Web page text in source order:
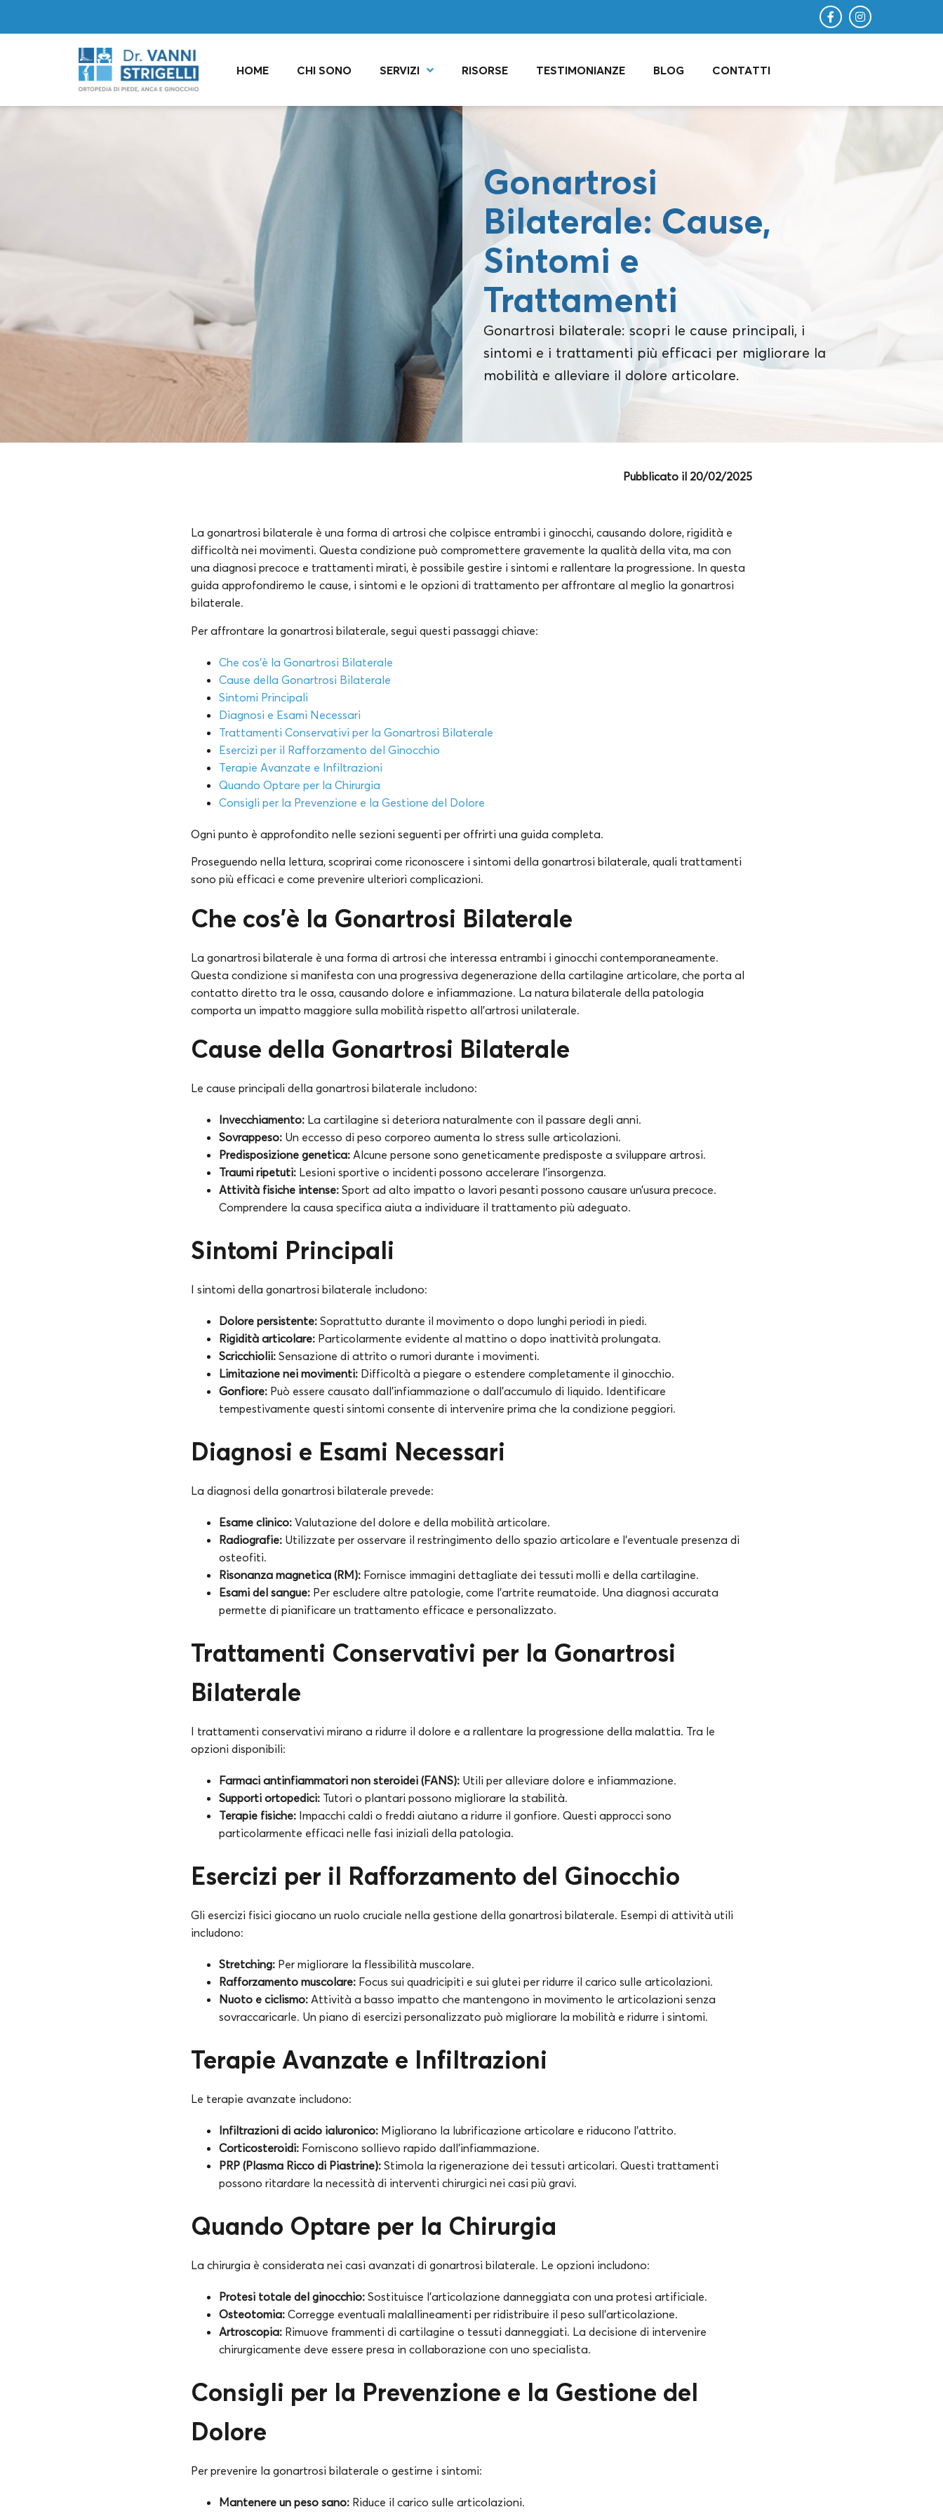
HOME CHI SONO SERVIZI RISORSE TESTIMONIANZE BLOG CONTATTI
Gonartrosi
Bilaterale: Cause,
Sintomi e
Trattamenti
Gonartrosi bilaterale: scopri le cause principali, i
sintomi e i trattamenti più efficaci per migliorare la
mobilità e alleviare il dolore articolare.
Pubblicato il 20/02/2025
La gonartrosi bilaterale è una forma di artrosi che colpisce entrambi i ginocchi, causando dolore, rigidità e
difficoltà nei movimenti. Questa condizione può compromettere gravemente la qualità della vita, ma con
una diagnosi precoce e trattamenti mirati, è possibile gestire i sintomi e rallentare la progressione. In questa
guida approfondiremo le cause, i sintomi e le opzioni di trattamento per affrontare al meglio la gonartrosi
bilaterale.
Per affrontare la gonartrosi bilaterale, segui questi passaggi chiave:
Che cos’è la Gonartrosi Bilaterale
Cause della Gonartrosi Bilaterale
Sintomi Principali
Diagnosi e Esami Necessari
Trattamenti Conservativi per la Gonartrosi Bilaterale
Esercizi per il Rafforzamento del Ginocchio
Terapie Avanzate e Infiltrazioni
Quando Optare per la Chirurgia
Consigli per la Prevenzione e la Gestione del Dolore
Ogni punto è approfondito nelle sezioni seguenti per offrirti una guida completa.
Proseguendo nella lettura, scoprirai come riconoscere i sintomi della gonartrosi bilaterale, quali trattamenti
sono più efficaci e come prevenire ulteriori complicazioni.
Che cos’è la Gonartrosi Bilaterale
La gonartrosi bilaterale è una forma di artrosi che interessa entrambi i ginocchi contemporaneamente.
Questa condizione si manifesta con una progressiva degenerazione della cartilagine articolare, che porta al
contatto diretto tra le ossa, causando dolore e infiammazione. La natura bilaterale della patologia
comporta un impatto maggiore sulla mobilità rispetto all’artrosi unilaterale.
Cause della Gonartrosi Bilaterale
Le cause principali della gonartrosi bilaterale includono:
Invecchiamento: La cartilagine si deteriora naturalmente con il passare degli anni.
Sovrappeso: Un eccesso di peso corporeo aumenta lo stress sulle articolazioni.
Predisposizione genetica: Alcune persone sono geneticamente predisposte a sviluppare artrosi.
Traumi ripetuti: Lesioni sportive o incidenti possono accelerare l’insorgenza.
Attività fisiche intense: Sport ad alto impatto o lavori pesanti possono causare un’usura precoce.
Comprendere la causa specifica aiuta a individuare il trattamento più adeguato.
Sintomi Principali
I sintomi della gonartrosi bilaterale includono:
Dolore persistente: Soprattutto durante il movimento o dopo lunghi periodi in piedi.
Rigidità articolare: Particolarmente evidente al mattino o dopo inattività prolungata.
Scricchiolii: Sensazione di attrito o rumori durante i movimenti.
Limitazione nei movimenti: Difficoltà a piegare o estendere completamente il ginocchio.
Gonfiore: Può essere causato dall’infiammazione o dall’accumulo di liquido. Identificare
tempestivamente questi sintomi consente di intervenire prima che la condizione peggiori.
Diagnosi e Esami Necessari
La diagnosi della gonartrosi bilaterale prevede:
Esame clinico: Valutazione del dolore e della mobilità articolare.
Radiografie: Utilizzate per osservare il restringimento dello spazio articolare e l’eventuale presenza di
osteofiti.
Risonanza magnetica (RM): Fornisce immagini dettagliate dei tessuti molli e della cartilagine.
Esami del sangue: Per escludere altre patologie, come l’artrite reumatoide. Una diagnosi accurata
permette di pianificare un trattamento efficace e personalizzato.
Trattamenti Conservativi per la Gonartrosi
Bilaterale
I trattamenti conservativi mirano a ridurre il dolore e a rallentare la progressione della malattia. Tra le
opzioni disponibili:
Farmaci antinfiammatori non steroidei (FANS): Utili per alleviare dolore e infiammazione.
Supporti ortopedici: Tutori o plantari possono migliorare la stabilità.
Terapie fisiche: Impacchi caldi o freddi aiutano a ridurre il gonfiore. Questi approcci sono
particolarmente efficaci nelle fasi iniziali della patologia.
Esercizi per il Rafforzamento del Ginocchio
Gli esercizi fisici giocano un ruolo cruciale nella gestione della gonartrosi bilaterale. Esempi di attività utili
includono:
Stretching: Per migliorare la flessibilità muscolare.
Rafforzamento muscolare: Focus sui quadricipiti e sui glutei per ridurre il carico sulle articolazioni.
Nuoto e ciclismo: Attività a basso impatto che mantengono in movimento le articolazioni senza
sovraccaricarle. Un piano di esercizi personalizzato può migliorare la mobilità e ridurre i sintomi.
Terapie Avanzate e Infiltrazioni
Le terapie avanzate includono:
Infiltrazioni di acido ialuronico: Migliorano la lubrificazione articolare e riducono l’attrito.
Corticosteroidi: Forniscono sollievo rapido dall’infiammazione.
PRP (Plasma Ricco di Piastrine): Stimola la rigenerazione dei tessuti articolari. Questi trattamenti
possono ritardare la necessità di interventi chirurgici nei casi più gravi.
Quando Optare per la Chirurgia
La chirurgia è considerata nei casi avanzati di gonartrosi bilaterale. Le opzioni includono:
Protesi totale del ginocchio: Sostituisce l’articolazione danneggiata con una protesi artificiale.
Osteotomia: Corregge eventuali malallineamenti per ridistribuire il peso sull’articolazione.
Artroscopia: Rimuove frammenti di cartilagine o tessuti danneggiati. La decisione di intervenire
chirurgicamente deve essere presa in collaborazione con uno specialista.
Consigli per la Prevenzione e la Gestione del
Dolore
Per prevenire la gonartrosi bilaterale o gestirne i sintomi:
Mantenere un peso sano: Riduce il carico sulle articolazioni.